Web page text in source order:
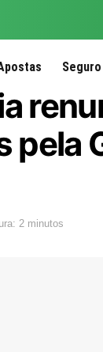
pela
2 minutos